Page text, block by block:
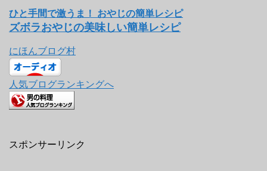
ひと手間で激うま！ おやじの簡単レシピ
ズボラおやじの美味しい簡単レシピ
にほんブログ村
人気ブログランキングへ
スポンサーリンク